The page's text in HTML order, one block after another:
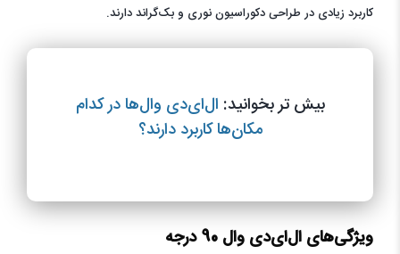
کاربرد زیادی در طراحی دکوراسیون نوری و بک‌گراند دارند.
بیش تر بخوانید: ال‌ای‌دی وال‌ها در کدام
مکان‌ها کاربرد دارند؟
ویژگی‌های ال‌ای‌دی وال 90 درجه